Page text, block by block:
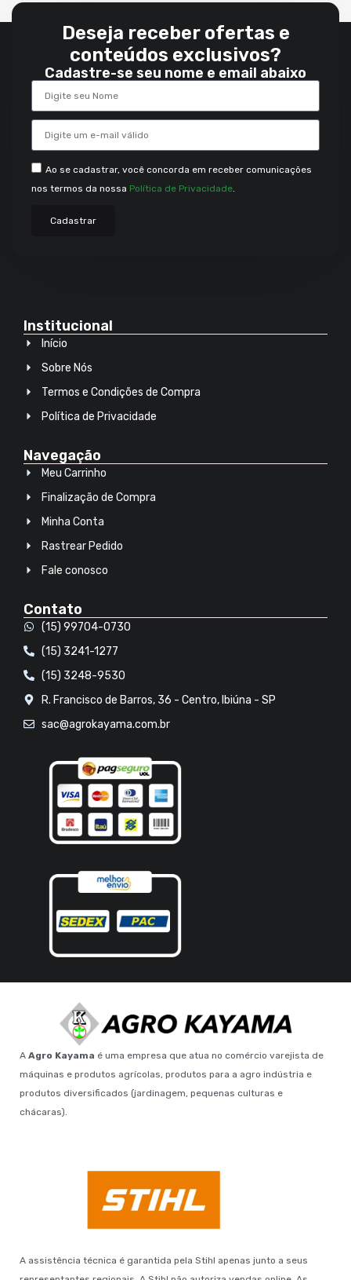
Deseja receber ofertas e
conteúdos exclusivos?
Cadastre-se seu nome e email abaixo
Ao se cadastrar, você concorda em receber comunicações
nos termos da nossa Política de Privacidade
Cadastrar
Institucional
Início
Sobre Nós
Termos e Condições de Compra
Política de Privacidade
Navegação
Meu Carrinho
Finalização de Compra
Minha Conta
Rastrear Pedido
Fale conosco
Contato
(15) 99704-0730
(15) 3241-1277
(15) 3248-9530
R. Francisco de Barros, 36 - Centro, Ibiúna - SP
sac@agrokayama.com.br
A Agro Kayama é uma empresa que atua no comércio varejista de
máquinas e produtos agrícolas, produtos para a agro indústria e
produtos diversificados (jardinagem, pequenas culturas e
chácaras).
A assistência técnica é garantida pela Stihl apenas junto a seus